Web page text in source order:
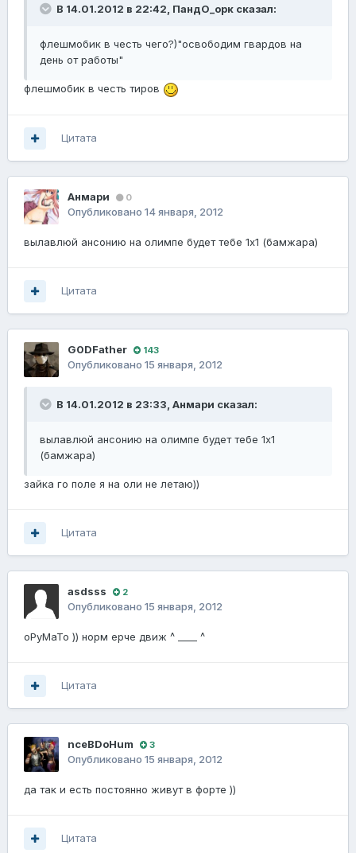
В 14.01.2012 в 22:42, ПандО_орк сказал:
флешмобик в честь чего?)"освободим гвардов на
день от работы"
флешмобик в честь тиров
Цитата
Анмари 0
Опубликовано 14 января, 2012
вылавлюй ансонию на олимпе будет тебе 1х1 (бамжара)
Цитата
G0DFathеr 143
Опубликовано 15 января, 2012
В 14.01.2012 в 23:33, Анмари сказал:
вылавлюй ансонию на олимпе будет тебе 1х1
(бамжара)
зайка го поле я на оли не летаю))
Цитата
asdsss 2
Опубликовано 15 января, 2012
oPyMaTo )) норм ерче движ ^ ____ ^
Цитата
nceBDoHum 3
Опубликовано 15 января, 2012
да так и есть постоянно живут в форте ))
Цитата